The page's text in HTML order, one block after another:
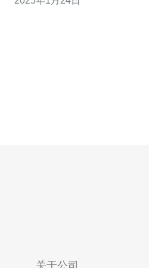
务器是最佳的影片存储解决方案。 1. 《千与千寻》 《
关于公司